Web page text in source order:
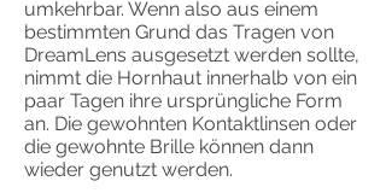
umkehrbar. Wenn also aus einem
bestimmten Grund das Tragen von
DreamLens ausgesetzt werden sollte,
nimmt die Hornhaut innerhalb von ein
paar Tagen ihre ursprüngliche Form
an. Die gewohnten Kontaktlinsen oder
die gewohnte Brille können dann
wieder genutzt werden.